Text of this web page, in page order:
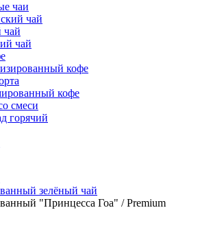
чаи
чай
чай
чай
кофе
кофе
смеси
горячий
зелёный чай
"Принцесса Гоа" / Premium